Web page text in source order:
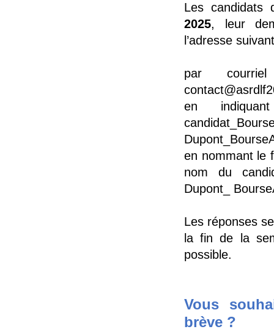
Les candidats
2025, leur
l’adresse
par
en
en nommant le
nom du
Dupont_
Les réponses
la fin de la
possible.
Vous
brève ?